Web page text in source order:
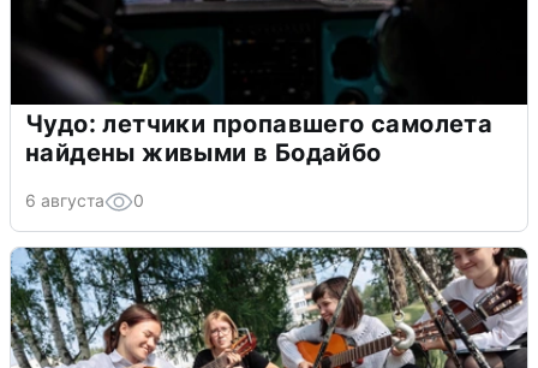
Чудо: летчики пропавшего самолета
найдены живыми в Бодайбо
6 августа 0